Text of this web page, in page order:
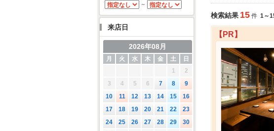
～
来店日
2026年08月
月 火 水 木 金 土
日
1
2
3
4 5 6 7 8
9
10
11 12 13 14 15
16
17
18 19 20 21 22
23
24
25 26 27 28 29
30
検索結果 15 件 1～
【PR】